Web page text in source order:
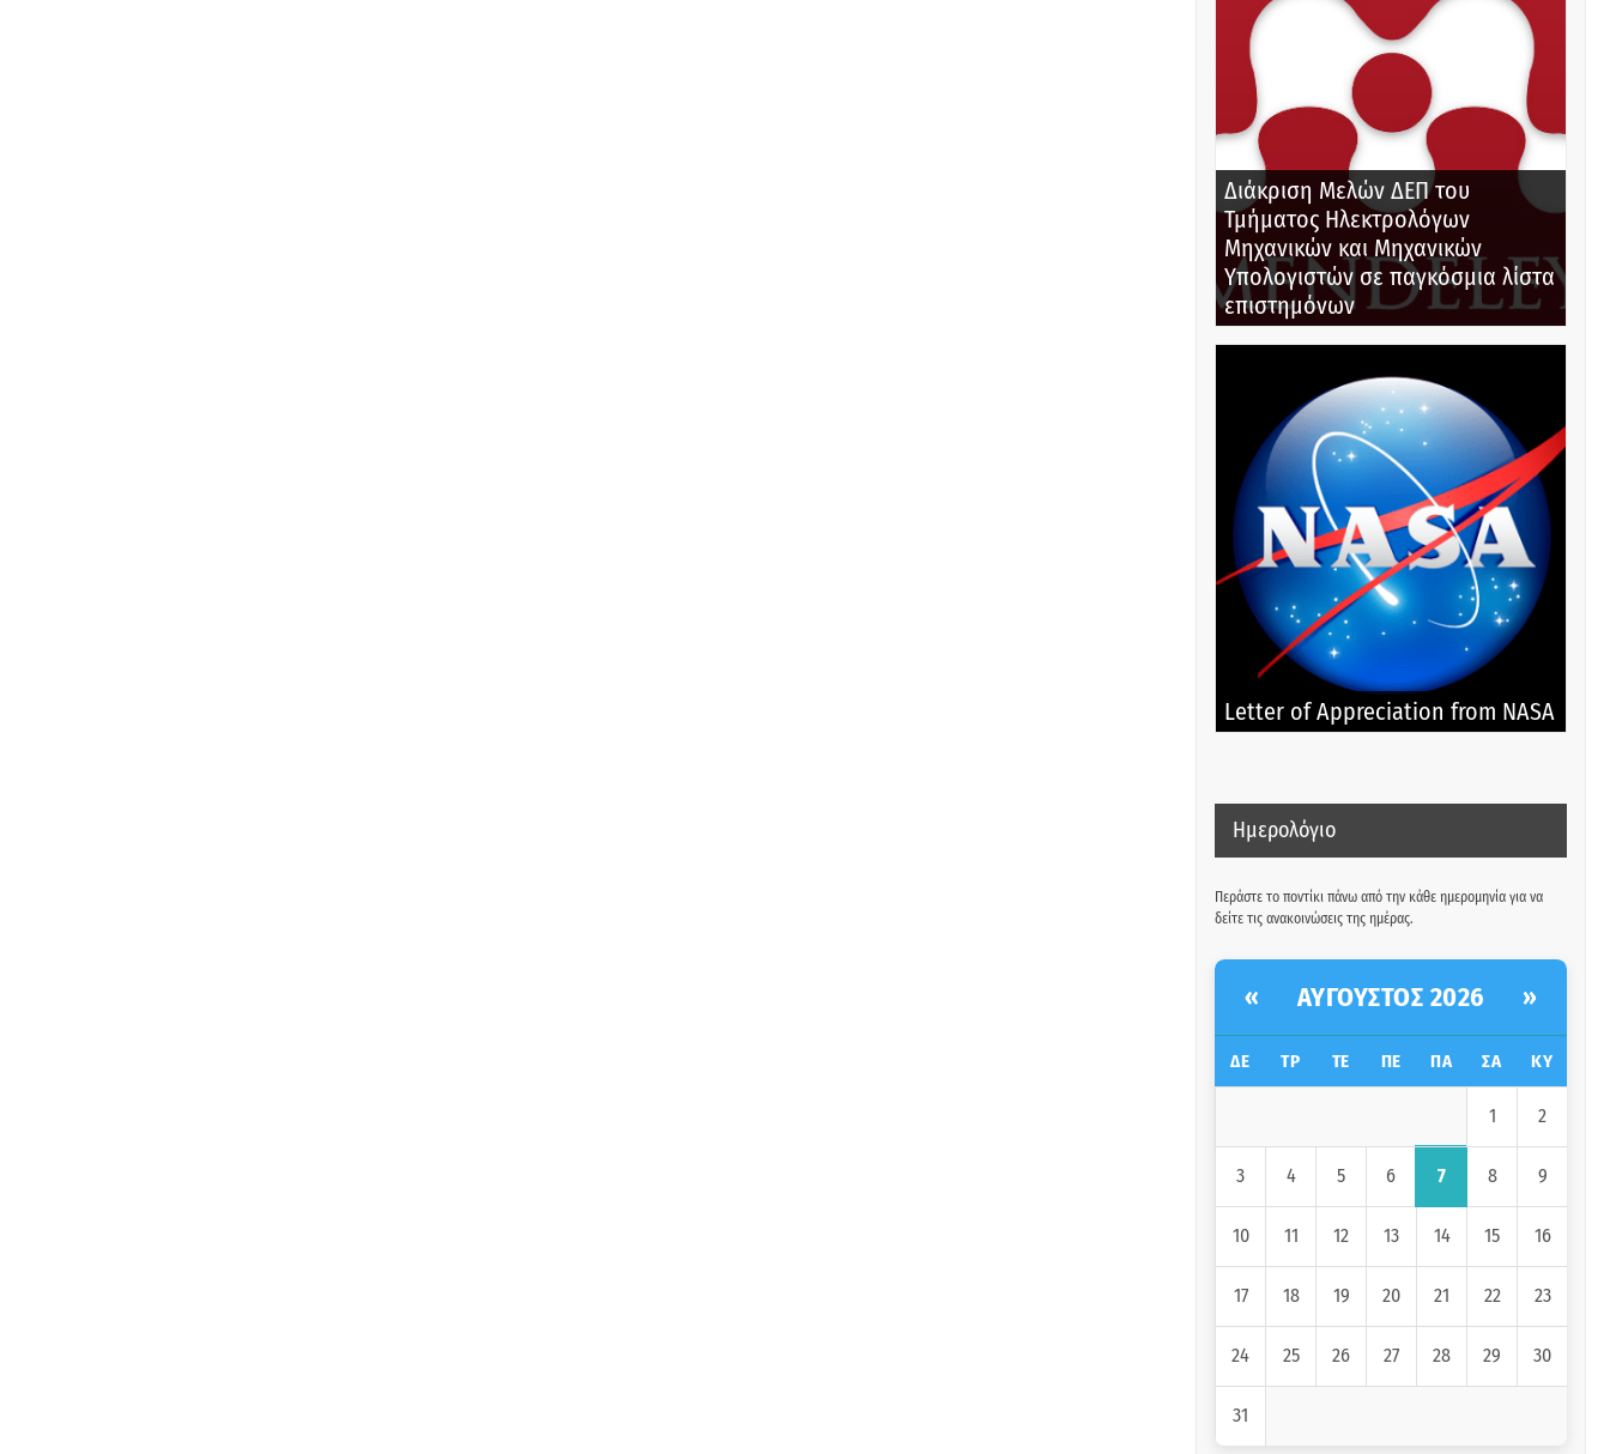
Διάκριση Μελών ΔΕΠ του
Τμήματος Ηλεκτρολόγων
Μηχανικών και Μηχανικών
Υπολογιστών σε παγκόσμια λίστα
επιστημόνων
Letter of Appreciation from NASA
Ημερολόγιο
Περάστε το ποντίκι πάνω από την κάθε ημερομηνία για να
δείτε τις ανακοινώσεις της ημέρας.
« ΑΎΓΟΥΣΤΟΣ 2026 »
ΔΕ ΤΡ ΤΕ ΠΕ ΠΑ ΣΑ ΚΥ
1 2
3 4 5 6 7 8 9
10 11 12 13 14 15 16
17 18 19 20 21 22 23
24 25 26 27 28 29 30
31